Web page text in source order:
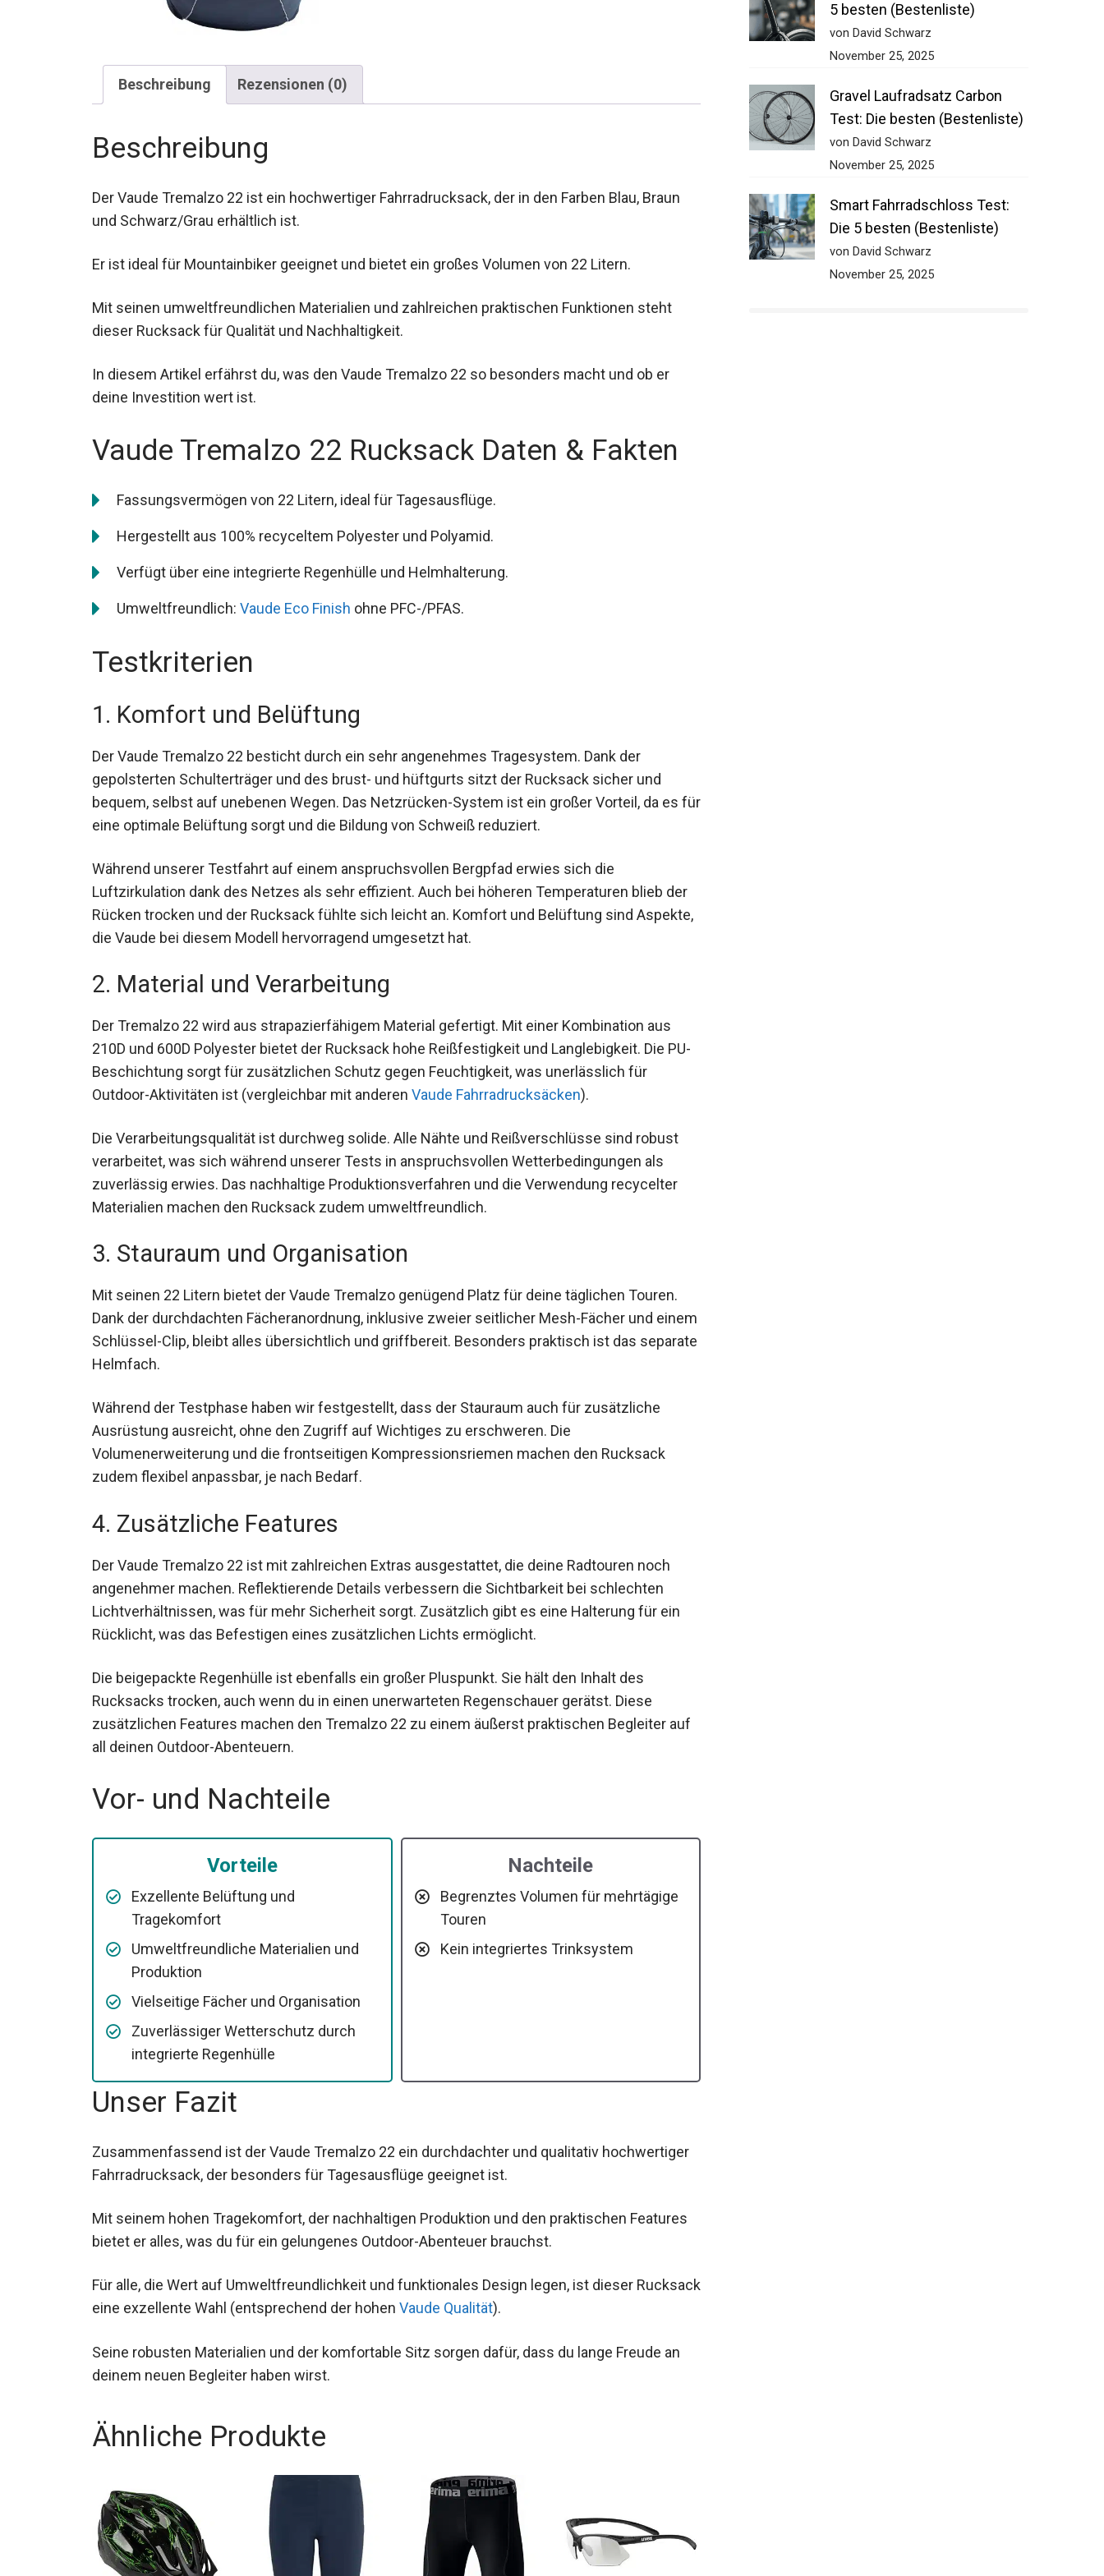
Beschreibung Rezensionen (0)
Beschreibung
Der Vaude Tremalzo 22 ist ein hochwertiger Fahrradrucksack, der in den Farben Blau, Braun
und Schwarz/Grau erhältlich ist.
Er ist ideal für Mountainbiker geeignet und bietet ein großes Volumen von 22 Litern.
Mit seinen umweltfreundlichen Materialien und zahlreichen praktischen Funktionen steht
dieser Rucksack für Qualität und Nachhaltigkeit.
In diesem Artikel erfährst du, was den Vaude Tremalzo 22 so besonders macht und ob er
deine Investition wert ist.
Vaude Tremalzo 22 Rucksack Daten & Fakten
Fassungsvermögen von 22 Litern, ideal für Tagesausflüge.
Hergestellt aus 100% recyceltem Polyester und Polyamid.
Verfügt über eine integrierte Regenhülle und Helmhalterung.
Umweltfreundlich: Vaude Eco Finish ohne PFC-/PFAS.
Testkriterien
1. Komfort und Belüftung
Der Vaude Tremalzo 22 besticht durch ein sehr angenehmes Tragesystem. Dank der
gepolsterten Schulterträger und des brust- und hüftgurts sitzt der Rucksack sicher und
bequem, selbst auf unebenen Wegen. Das Netzrücken-System ist ein großer Vorteil, da es
für eine optimale Belüftung sorgt und die Bildung von Schweiß reduziert.
Während unserer Testfahrt auf einem anspruchsvollen Bergpfad erwies sich die
Luftzirkulation dank des Netzes als sehr effizient. Auch bei höheren Temperaturen blieb der
Rücken trocken und der Rucksack fühlte sich leicht an. Komfort und Belüftung sind
Aspekte, die Vaude bei diesem Modell hervorragend umgesetzt hat.
2. Material und Verarbeitung
Der Tremalzo 22 wird aus strapazierfähigem Material gefertigt. Mit einer Kombination aus
210D und 600D Polyester bietet der Rucksack hohe Reißfestigkeit und Langlebigkeit. Die PU-
Beschichtung sorgt für zusätzlichen Schutz gegen Feuchtigkeit, was unerlässlich für
Outdoor-Aktivitäten ist (vergleichbar mit anderen Vaude Fahrradrucksäcken).
Die Verarbeitungsqualität ist durchweg solide. Alle Nähte und Reißverschlüsse sind robust
verarbeitet, was sich während unserer Tests in anspruchsvollen Wetterbedingungen als
zuverlässig erwies. Das nachhaltige Produktionsverfahren und die Verwendung recycelter
Materialien machen den Rucksack zudem umweltfreundlich.
3. Stauraum und Organisation
Mit seinen 22 Litern bietet der Vaude Tremalzo genügend Platz für deine täglichen Touren.
Dank der durchdachten Fächeranordnung, inklusive zweier seitlicher Mesh-Fächer und
einem Schlüssel-Clip, bleibt alles übersichtlich und griffbereit. Besonders praktisch ist das
separate Helmfach.
Während der Testphase haben wir festgestellt, dass der Stauraum auch für zusätzliche
Ausrüstung ausreicht, ohne den Zugriff auf Wichtiges zu erschweren. Die
Volumenerweiterung und die frontseitigen Kompressionsriemen machen den Rucksack
zudem flexibel anpassbar, je nach Bedarf.
4. Zusätzliche Features
Der Vaude Tremalzo 22 ist mit zahlreichen Extras ausgestattet, die deine Radtouren noch
angenehmer machen. Reflektierende Details verbessern die Sichtbarkeit bei schlechten
Lichtverhältnissen, was für mehr Sicherheit sorgt. Zusätzlich gibt es eine Halterung für ein
Rücklicht, was das Befestigen eines zusätzlichen Lichts ermöglicht.
Die beigepackte Regenhülle ist ebenfalls ein großer Pluspunkt. Sie hält den Inhalt des
Rucksacks trocken, auch wenn du in einen unerwarteten Regenschauer gerätst. Diese
zusätzlichen Features machen den Tremalzo 22 zu einem äußerst praktischen Begleiter auf
all deinen Outdoor-Abenteuern.
Vor- und Nachteile
Vorteile
Exzellente Belüftung und
Tragekomfort
Umweltfreundliche Materialien und
Produktion
Vielseitige Fächer und Organisation
Zuverlässiger Wetterschutz durch
integrierte Regenhülle
Nachteile
Begrenztes Volumen für mehrtägige
Touren
Kein integriertes Trinksystem
Unser Fazit
Zusammenfassend ist der Vaude Tremalzo 22 ein durchdachter und qualitativ hochwertiger
Fahrradrucksack, der besonders für Tagesausflüge geeignet ist.
Mit seinem hohen Tragekomfort, der nachhaltigen Produktion und den praktischen Features
bietet er alles, was du für ein gelungenes Outdoor-Abenteuer brauchst.
Für alle, die Wert auf Umweltfreundlichkeit und funktionales Design legen, ist dieser
Rucksack eine exzellente Wahl (entsprechend der hohenVaude Qualität
Seine robusten Materialien und der komfortable Sitz sorgen dafür, dass du lange Freude an
deinem neuen Begleiter haben wirst.
Ähnliche Produkte
5 besten (Bestenliste)
von David Schwarz
November 25, 2025
Gravel Laufradsatz Carbon
Test: Die besten (Bestenliste)
von David Schwarz
November 25, 2025
Smart Fahrradschloss Test:
Die 5 besten (Bestenliste)
von David Schwarz
November 25, 2025